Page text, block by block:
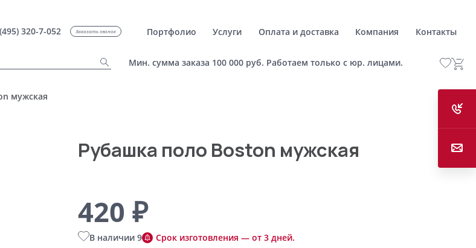
320-7-052 Заказать звонок Портфолио Услуги Оплата и доставка Компания Контакты
Мин. сумма заказа 100 000 руб. Работаем только с юр. лицами.
мужская
Рубашка поло Boston мужская
420 ₽
В наличии 9 Срок изготовления — от 3 дней.